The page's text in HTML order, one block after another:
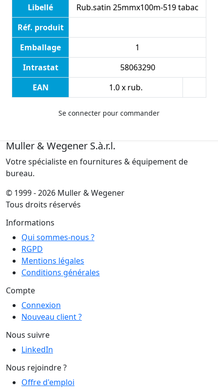
Libellé
Rub.satin 25mmx100m-519 tabac
Réf. produit
Emballage
1
Intrastat
58063290
EAN
1.0 x rub.
Se connecter pour commander
Muller & Wegener S.à.r.l.
Votre spécialiste en fournitures & équipement de
bureau.
© 1999 - 2026 Muller & Wegener
Tous droits réservés
Informations
Qui sommes-nous ?
RGPD
Mentions légales
Conditions générales
Compte
Connexion
Nouveau client ?
Nous suivre
LinkedIn
Nous rejoindre ?
Offre d'emploi